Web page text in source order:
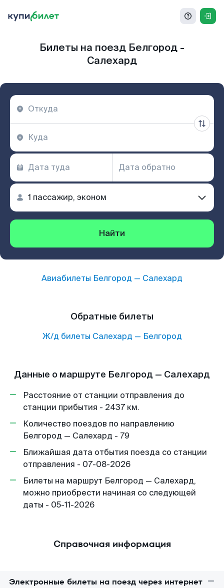
Билеты на поезд Белгород -
Салехард
Найти
Авиабилеты Белгород — Салехард
Обратные билеты
Ж/д билеты Салехард — Белгород
Данные о маршруте Белгород — Салехард
Расстояние от станции отправления до
станции прибытия - 2437 км.
Количество поездов по направлению
Белгород — Салехард - 79
Ближайшая дата отбытия поезда со станции
отправления - 07-08-2026
Билеты на маршрут Белгород — Салехард,
можно приобрести начиная со следующей
даты - 05-11-2026
Справочная информация
Электронные билеты на поезд через интернет